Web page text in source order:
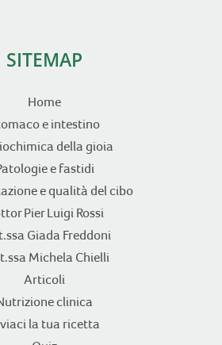
SITEMAP
Home
e intestino
della gioia
e fastidi
e qualità del cibo
Pier Luigi Rossi
Giada Freddoni
Michela Chielli
Articoli
clinica
la tua ricetta